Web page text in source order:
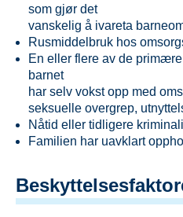
som gjør det
vanskelig å ivareta
Rusmiddelbruk hos
En eller flere av de
barnet
har selv vokst opp med
seksuelle overgrep,
Nåtid eller tidligere
Familien har uavklart